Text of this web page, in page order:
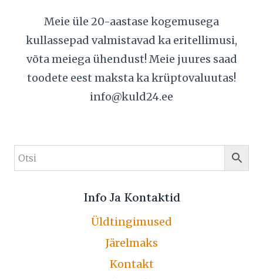
Meie üle 20-aastase kogemusega
kullassepad valmistavad ka eritellimusi,
võta meiega ühendust! Meie juures saad
toodete eest maksta ka krüptovaluutas!
info@kuld24.ee
Info Ja Kontaktid
Üldtingimused
Järelmaks
Kontakt